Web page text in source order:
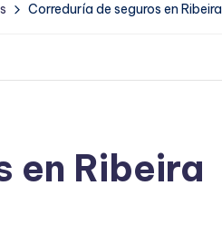
Correduría de seguros en Ribeira
en Ribeira